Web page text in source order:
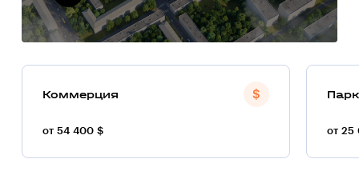
Коммерция
от 54 400 $ от 25